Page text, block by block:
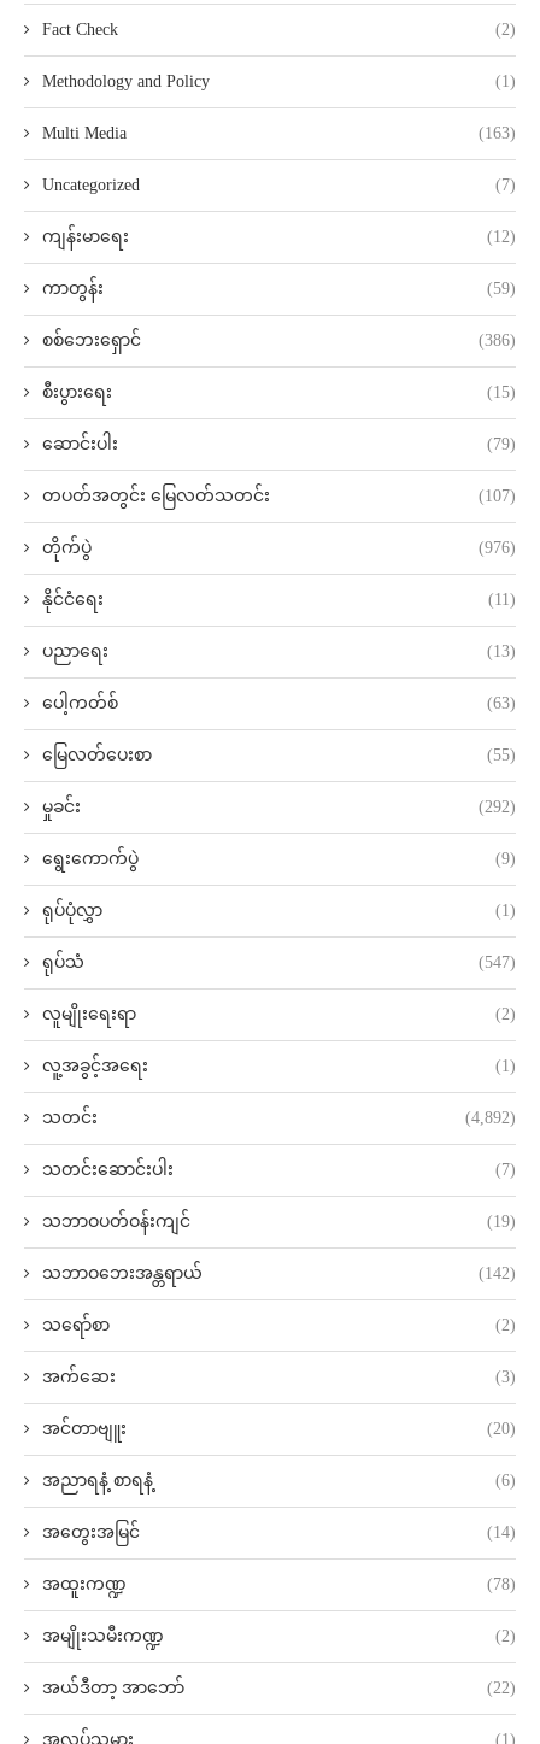
Fact Check (2)
Methodology and Policy (1)
Multi Media (163)
Uncategorized (7)
ကျန်းမာရေး (12)
ကာတွန်း (59)
စစ်ဘေးရှောင် (386)
စီးပွားရေး (15)
ဆောင်းပါး (79)
တပတ်အတွင်း မြေလတ်သတင်း (107)
တိုက်ပွဲ (976)
နိုင်ငံရေး (11)
ပညာရေး (13)
ပေါ့ကတ်စ် (63)
မြေလတ်ပေးစာ (55)
မှုခင်း (292)
ရွေးကောက်ပွဲ (9)
ရုပ်ပုံလွှာ (1)
ရုပ်သံ (547)
လူမျိုးရေးရာ (2)
လူ့အခွင့်အရေး (1)
သတင်း (4,892)
သတင်းဆောင်းပါး (7)
သဘာဝပတ်ဝန်းကျင် (19)
သဘာဝဘေးအန္တရာယ် (142)
သရော်စာ (2)
အက်ဆေး (3)
အင်တာဗျူး (20)
အညာရနံ့ စာရနံ့ (6)
အတွေးအမြင် (14)
အထူးကဏ္ဍ (78)
အမျိုးသမီးကဏ္ဍ (2)
အယ်ဒီတာ့ အာဘော် (22)
အလုပ်သမား (1)